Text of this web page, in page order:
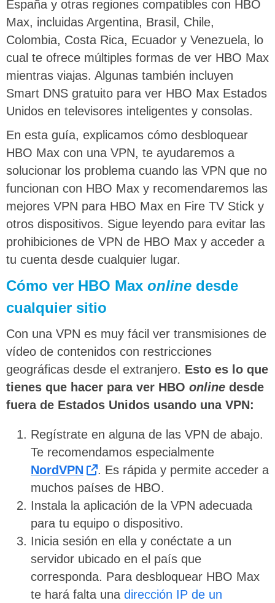
España y otras regiones compatibles con HBO
Max, incluidas Argentina, Brasil, Chile,
Colombia, Costa Rica, Ecuador y Venezuela, lo
cual te ofrece múltiples formas de ver HBO Max
mientras viajas. Algunas también incluyen
Smart DNS gratuito para ver HBO Max Estados
Unidos en televisores inteligentes y consolas.
En esta guía, explicamos cómo desbloquear
HBO Max con una VPN, te ayudaremos a
solucionar los problema cuando las VPN que no
funcionan con HBO Max y recomendaremos las
mejores VPN para HBO Max en Fire TV Stick y
otros dispositivos. Sigue leyendo para evitar las
prohibiciones de VPN de HBO Max y acceder a
tu cuenta desde cualquier lugar.
Cómo ver HBO Max online desde
cualquier sitio
Con una VPN es muy fácil ver transmisiones de
vídeo de contenidos con restricciones
geográficas desde el extranjero. Esto es lo que
tienes que hacer para ver HBO online desde
fuera de Estados Unidos usando una VPN:
Regístrate en alguna de las VPN de abajo.
Te recomendamos especialmente
NordVPN
. Es rápida y permite acceder a
muchos países de HBO.
Instala la aplicación de la VPN adecuada
para tu equipo o dispositivo.
Inicia sesión en ella y conéctate a un
servidor ubicado en el país que
corresponda. Para desbloquear HBO Max
te hará falta una dirección IP de un